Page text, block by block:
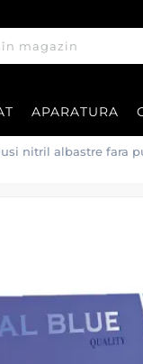
APARATURA
nitril albastre fara